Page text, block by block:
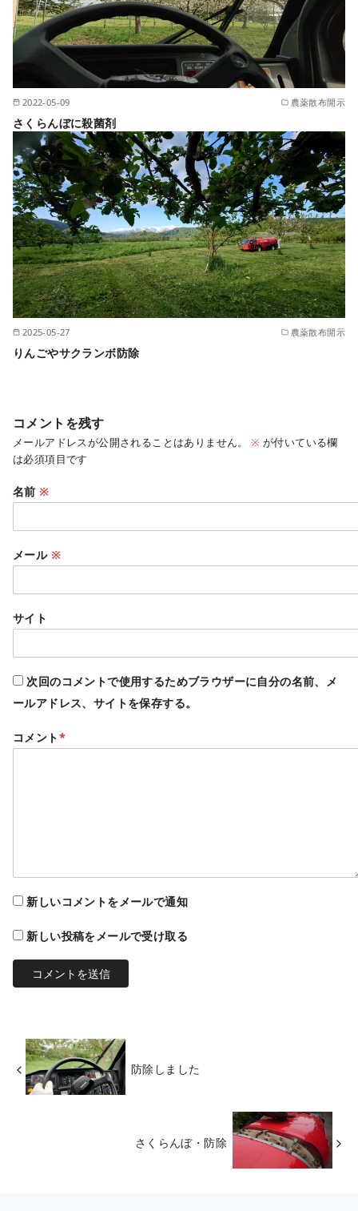
2022-05-09 農薬散布開示
さくらんぼに殺菌剤
2025-05-27 農薬散布開示
りんごやサクランボ防除
コメントを残す
メールアドレスが公開されることはありません。 ※ が付いている欄
は必須項目です
名前※
メール ※
サイト
次回のコメントで使用するためブラウザーに自分の名前、メ
ールアドレス、サイトを保存する。
コメント*
新しいコメントをメールで通知
新しい投稿をメールで受け取る
防除しました
さくらんぼ・防除